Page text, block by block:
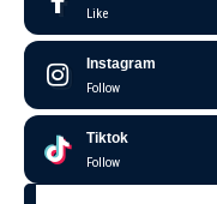
Like
Instagram
Follow
Tiktok
Follow